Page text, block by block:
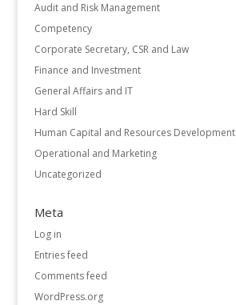
Audit and Risk Management
Competency
Corporate Secretary, CSR and Law
Finance and Investment
General Affairs and IT
Hard Skill
Human Capital and Resources Development
Operational and Marketing
Uncategorized
Meta
Log in
Entries feed
Comments feed
WordPress.org